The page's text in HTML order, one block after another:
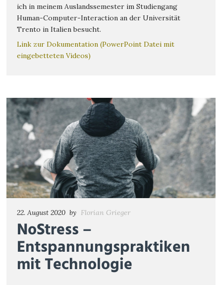
ich in meinem Auslandssemester im Studiengang
Human-Computer-Interaction an der Universität
Trento in Italien besucht.
Link zur Dokumentation (PowerPoint Datei mit
eingebetteten Videos)
22. August 2020 by Florian Grieger
NoStress –
Entspannungspraktiken
mit Technologie